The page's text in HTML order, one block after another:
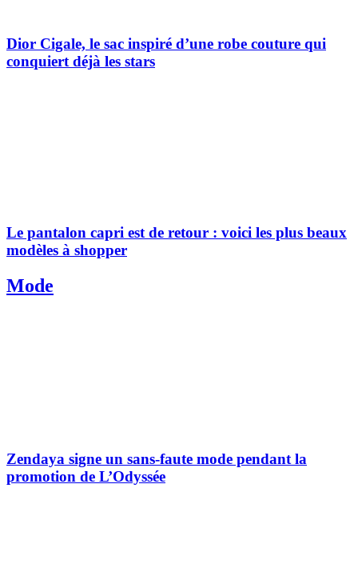
Dior Cigale, le sac inspiré d’une robe couture qui
conquiert déjà les stars
Le pantalon capri est de retour : voici les plus beaux
modèles à shopper
Mode
Zendaya signe un sans-faute mode pendant la
promotion de L’Odyssée